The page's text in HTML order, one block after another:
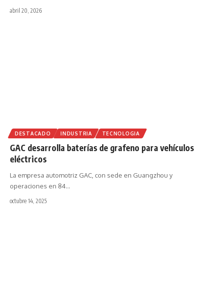
abril 20, 2026
DESTACADO INDUSTRIA TECNOLOGIA
GAC desarrolla baterías de grafeno para vehículos
eléctricos
La empresa automotriz GAC, con sede en Guangzhou y
operaciones en 84…
octubre 14, 2025